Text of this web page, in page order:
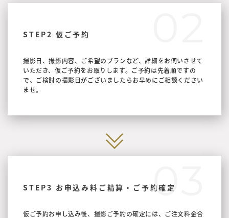
STEP2 仮ご予約
撮影日、撮影内容、ご希望のプランなど、詳細をお伺いさせて
いただき、仮ご予約をお取りします。ご予約は先着順ですの
で、ご検討の撮影日がございましたらお早めにご相談ください
ませ。
03
STEP3 お申込み料ご精算・ご予約確定
仮ご予約お申し込み後、撮影ご予約の確定には、ご注文料金合